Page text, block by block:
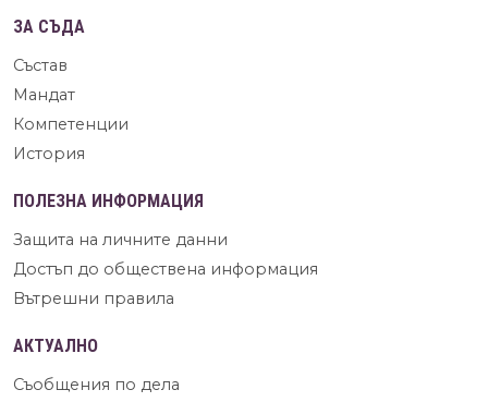
ЗА СЪДА
Състав
Мандат
Компетенции
История
ПОЛЕЗНА ИНФОРМАЦИЯ
Защита на личните данни
Достъп до обществена информация
Вътрешни правила
АКТУАЛНО
Съобщения по дела